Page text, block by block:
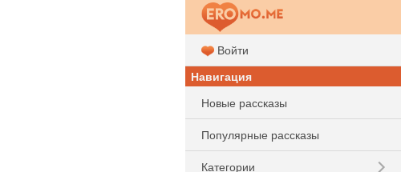
Войти
Навигация
Новые рассказы
Популярные рассказы
Категории